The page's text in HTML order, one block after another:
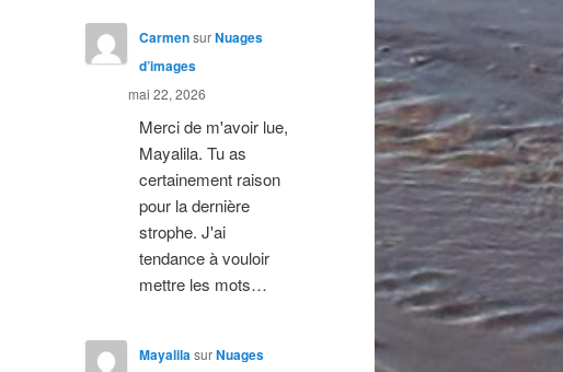
CarmensurNuages
d’images
mai 22, 2026
Merci de m'avoir lue,
Mayalila. Tu as
certainement raison
pour la dernière
strophe. J'ai
tendance à vouloir
mettre les mots…
MayalilasurNuages